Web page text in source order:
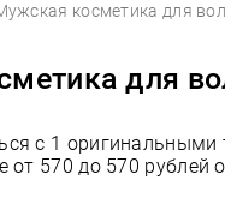
косметика для
для
с 1
от 570 до 570